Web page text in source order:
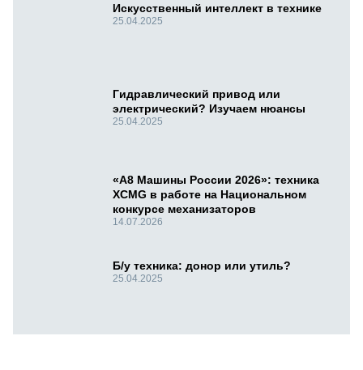
Искусственный интеллект в технике
25.04.2025
Гидравлический привод или
электрический? Изучаем нюансы
25.04.2025
«А8 Машины России 2026»: техника
XCMG в работе на Национальном
конкурсе механизаторов
14.07.2026
Б/у техника: донор или утиль?
25.04.2025